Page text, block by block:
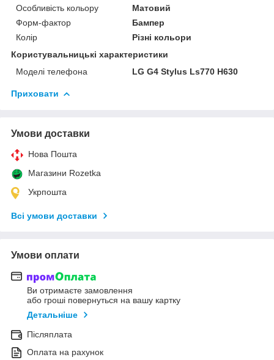
Особливість кольору
Матовий
Форм-фактор
Бампер
Колір
Різні кольори
Користувальницькі характеристики
Моделі телефона
LG G4 Stylus Ls770 H630
Приховати
Умови доставки
Нова Пошта
Магазини Rozetka
Укрпошта
Всі умови доставки
Умови оплати
Ви отримаєте замовлення
або гроші повернуться на вашу картку
Детальніше
Післяплата
Оплата на рахунок